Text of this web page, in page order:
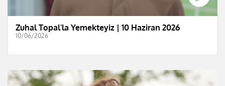
Zuhal Topal'la Yemekteyiz | 10 Haziran 2026
10/06/2026